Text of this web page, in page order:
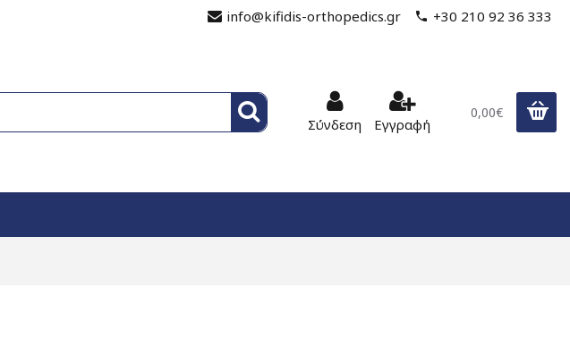
info@kifidis-orthopedics.gr +30 210 92 36 333
Σύνδεση Εγγραφή
0,00€